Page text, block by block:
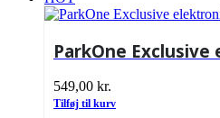
ParkOne
549,00 kr.
Tilføj til kurv